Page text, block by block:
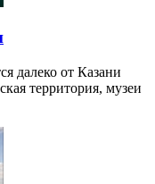
далеко от Казани
территория, музеи